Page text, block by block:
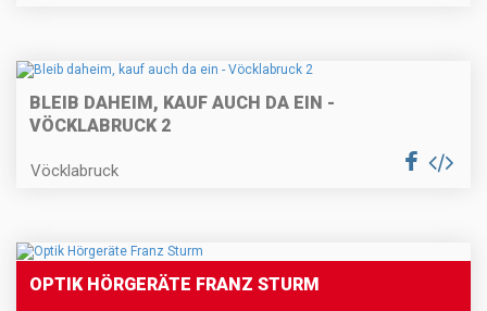
BLEIB DAHEIM, KAUF AUCH DA EIN -
VÖCKLABRUCK 2
Vöcklabruck
OPTIK HÖRGERÄTE FRANZ STURM